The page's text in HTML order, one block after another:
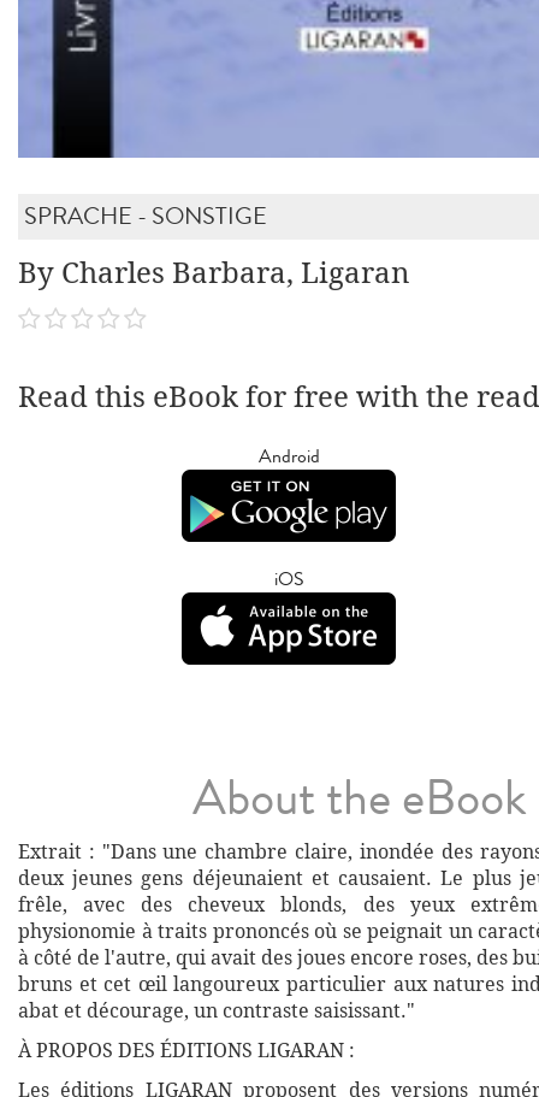
SPRACHE - SONSTIGE
By Charles Barbara, Ligaran
Read this eBook for free with the
Android
iOS
About the eBook
Extrait : "Dans une chambre claire, inondée des
deux jeunes gens déjeunaient et causaient. Le plus
frêle, avec des cheveux blonds, des yeux
physionomie à traits prononcés où se peignait un
à côté de l'autre, qui avait des joues encore roses, des
bruns et cet œil langoureux particulier aux natures
abat et décourage, un contraste saisissant."
À PROPOS DES ÉDITIONS LIGARAN :
Les éditions LIGARAN proposent des versions